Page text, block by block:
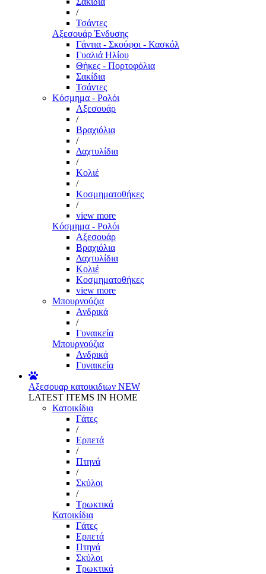
/
Τσάντες
Αξεσουάρ Ένδυσης
Γάντια - Σκούφοι - Κασκόλ
Γυαλιά Ηλίου
Θήκες - Πορτοφόλια
Σακίδια
Τσάντες
Κόσμημα - Ρολόι
Αξεσουάρ
/
Βραχιόλια
/
Δαχτυλίδια
/
Κολιέ
/
Κοσμηματοθήκες
/
view more
Κόσμημα - Ρολόι
Αξεσουάρ
Βραχιόλια
Δαχτυλίδια
Κολιέ
Κοσμηματοθήκες
view more
Μπουρνούζια
Ανδρικά
/
Γυναικεία
Μπουρνούζια
Ανδρικά
Γυναικεία
Αξεσουαρ κατοικιδιων NEW
LATEST ITEMS IN HOME
Κατοικίδια
Γάτες
/
Ερπετά
/
Πτηνά
/
Σκύλοι
/
Τρωκτικά
Κατοικίδια
Γάτες
Ερπετά
Πτηνά
Σκύλοι
Τρωκτικά